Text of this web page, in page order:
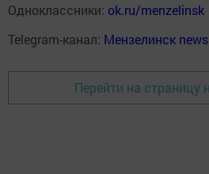
Одноклассники: ok.ru/menzelinsk
Telegram-канал: Мензелинск
Перейти на страницу